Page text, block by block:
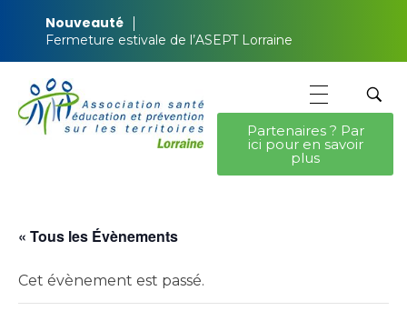
Nouveauté
Fermeture estivale de l’ASEPT Lorraine
Partenaires ? Par
ici pour en savoir
plus
« Tous les Évènements
Cet évènement est passé.